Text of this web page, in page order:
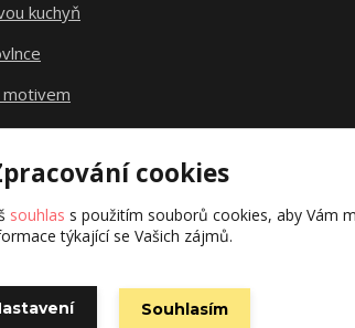
kuchyň
motivem
Původní stránky
cookies
souhlas s použitím souborů cookies, aby Vám
týkající se Vašich zájmů.
Souhlasím